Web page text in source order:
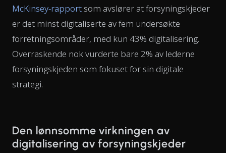
McKinsey-rapport som avslører at forsyningskjeder
er det minst digitaliserte av fem undersøkte
forretningsområder, med kun 43% digitalisering.
Overraskende nok vurderte bare 2% av lederne
forsyningskjeden som fokuset for sin digitale
strategi.
Den lønnsomme virkningen av
digitalisering av forsyningskjeder